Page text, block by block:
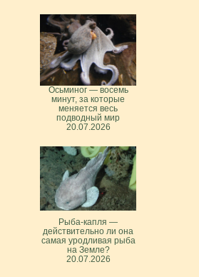
Осьминог — восемь
минут, за которые
меняется весь
подводный мир
20.07.2026
Рыба-капля —
действительно ли она
самая уродливая рыба
на Земле?
20.07.2026